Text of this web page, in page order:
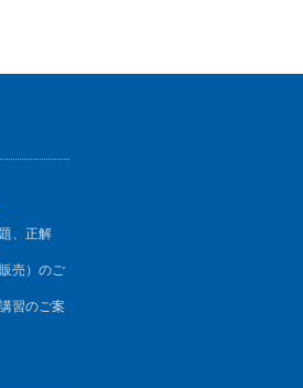
、正解
売）のご
習のご案